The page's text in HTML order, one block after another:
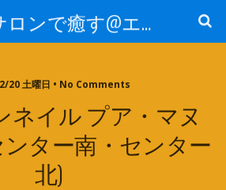
エステサロンで癒す@エステ～全国エステ情報
20 土曜日 • No Comments
ネイル プア・マヌ
ター南・センター
北)